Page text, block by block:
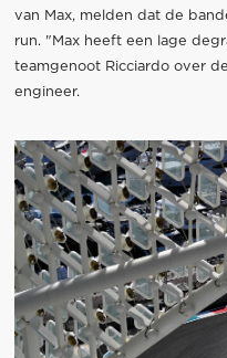
van Max, melden dat de
run. "Max heeft een lage
teamgenoot Ricciardo over
engineer.